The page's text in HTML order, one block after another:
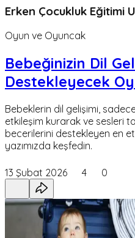
Erken Çocukluk Eğitimi
Oyun ve Oyuncak
Bebeğinizin Dil
Destekleyecek
Bebeklerin dil gelişimi,
etkileşim kurarak ve sesleri
becerilerini destekleyen en
yazımızda keşfedin.
13 Şubat 2026 4 0